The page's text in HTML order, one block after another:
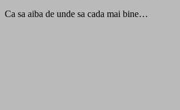
Ca sa aiba de unde sa cada mai bine…